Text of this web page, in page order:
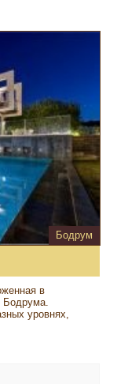
Бодрум
в
Бодрума.
уровнях,